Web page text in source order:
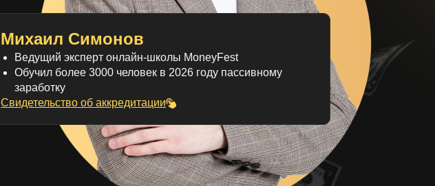
Михаил Симонов
Ведущий эксперт онлайн-школы MoneyFest
Обучил более 3000 человек в 2026 году пассивному
заработку
Свидетельство об аккредитации